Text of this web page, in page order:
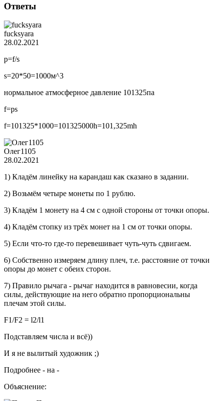
Ответы
fucksyara
28.02.2021
p=f/s
s=20*50=1000м^3
нормальное атмосферное давление 101325па
f=ps
f=101325*1000=101325000h=101,325mh
Олег1105
28.02.2021
1) Кладём линейку на карандаш как сказано в задании.
2) Возьмём четыре монеты по 1 рублю.
3) Кладём 1 монету на 4 см с одной стороны от точки опоры.
4) Кладём стопку из трёх монет на 1 см от точки опоры.
5) Если что-то где-то перевешивает чуть-чуть сдвигаем.
6) Собственно измеряем длину плеч, т.е. расстояние от точки
опоры до монет с обеих сторон.
7) Правило рычага - рычаг находится в равновесии, когда
силы, действующие на него обратно пропорциональны
плечам этой силы.
F1/F2 = l2/l1
Подставляем числа и всё))
И я не вылитый художник ;)
Подробнее - на -
Объяснение: